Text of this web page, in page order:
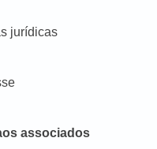
jurídicas
associados